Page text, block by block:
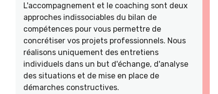
L'accompagnement et le coaching sont deux
approches indissociables du bilan de
compétences pour vous permettre de
concrétiser vos projets professionnels. Nous
réalisons uniquement des entretiens
individuels dans un but d'échange, d'analyse
des situations et de mise en place de
démarches constructives.